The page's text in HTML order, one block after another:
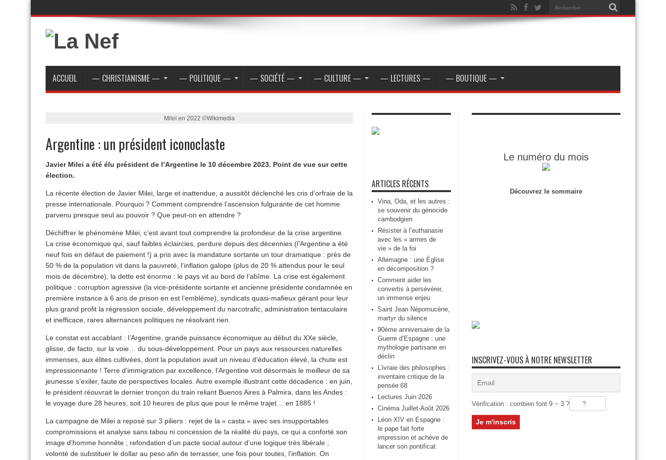
ACCUEIL — CHRISTIANISME — — POLITIQUE — — SOCIÉTÉ — — CULTURE — — LECTURES — — BOUTIQUE —
Milei en 2022 ©Wikimedia
Argentine : un président iconoclaste
Javier Milei a été élu président de l’Argentine le 10 décembre 2023. Point de vue sur cette
élection.
La récente élection de Javier Milei, large et inattendue, a aussitôt déclenché les cris d’orfraie de la
presse internationale. Pourquoi ? Comment comprendre l’ascension fulgurante de cet homme
parvenu presque seul au pouvoir ? Que peut-on en attendre ?
Déchiffrer le phénomène Milei, c’est avant tout comprendre la profondeur de la crise argentine.
La crise économique qui, sauf faibles éclaircies, perdure depuis des décennies (l’Argentine a été
neuf fois en défaut de paiement !) a pris avec la mandature sortante un tour dramatique : près de
50 % de la population vit dans la pauvreté, l’inflation galope (plus de 20 % attendus pour le seul
mois de décembre), la dette est énorme : le pays vit au bord de l’abîme. La crise est également
politique : corruption agressive (la vice-présidente sortante et ancienne présidente condamnée en
première instance à 6 ans de prison en est l’emblème), syndicats quasi-mafieux gérant pour leur
plus grand profit la régression sociale, développement du narcotrafic, administration tentaculaire
et inefficace, rares alternances politiques ne résolvant rien.
Le constat est accablant : l’Argentine, grande puissance économique au début du XXe siècle,
glisse, de facto, sur la voie… du sous-développement. Pour un pays aux ressources naturelles
immenses, aux élites cultivées, dont la population avait un niveau d’éducation élevé, la chute est
impressionnante ! Terre d’immigration par excellence, l’Argentine voit désormais le meilleur de sa
jeunesse s’exiler, faute de perspectives locales. Autre exemple illustrant cette décadence : en juin,
le président réouvrait le dernier tronçon du train reliant Buenos Aires à Palmira, dans les Andes :
le voyage dure 28 heures, soit 10 heures de plus que pour le même trajet… en 1885 !
La campagne de Milei a reposé sur 3 piliers : rejet de la « casta » avec ses insupportables
compromissions et analyse sans tabou ni concession de la réalité du pays, ce qui a conforté son
image d’homme honnête ; refondation d’un pacte social autour d’une logique très libérale ;
volonté de substituer le dollar au peso afin de terrasser, une fois pour toutes, l’inflation. On
ARTICLES RÉCENTS
Vina, Oda, et les autres :
se souvenir du génocide
cambodgien
Résister à l’euthanasie
avec les « armes de
vie » de la foi
Allemagne : une Église
en décomposition ?
Comment aider les
convertis à persévérer,
un immense enjeu
Saint Jean Népomucène,
martyr du silence
90ème anniversaire de la
Guerre d’Espagne : une
mythologie partisane en
déclin
L’ivraie des philosophes :
inventaire critique de la
pensée 68
Lectures Juin 2026
Cinéma Juillet-Août 2026
Léon XIV en Espagne :
le pape fait forte
impression et achève de
lancer son pontificat
Le numéro du mois
Découvrez le sommaire
INSCRIVEZ-VOUS À NOTRE NEWSLETTER
Vérification : combien font 9 − 3 ?